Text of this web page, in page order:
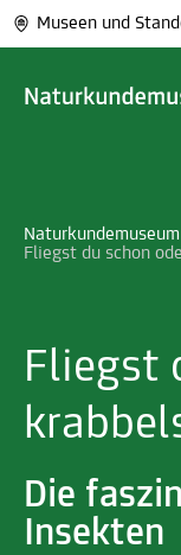
Museen und
Fliegst du schon
Fliegst
Die
Insekten